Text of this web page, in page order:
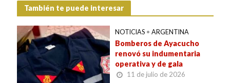
También te puede interesar
NOTICIAS • ARGENTINA
Bomberos de Ayacucho
renovó su indumentaria
operativa y de gala
11 de julio de 2026